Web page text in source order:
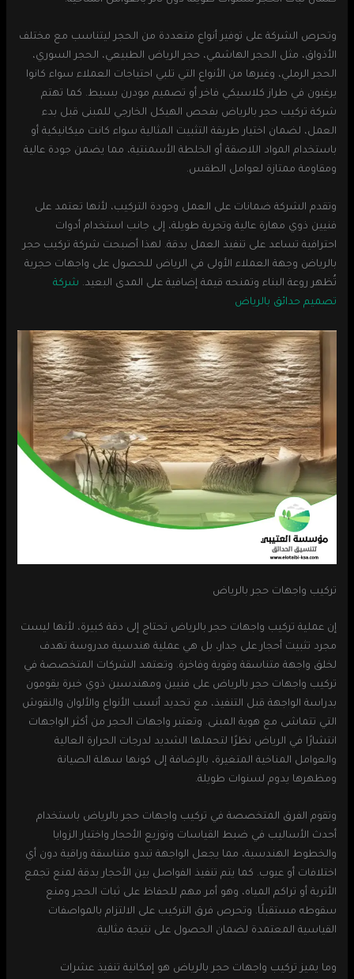
وتحرص الشركة على توفير أنواع متعددة من الحجر ليتناسب مع مختلف
الأذواق، مثل الحجر الهاشمي، حجر الرياض الطبيعي، الحجر السوري،
الحجر الرملي، وغيرها من الأنواع التي تلبي احتياجات العملاء سواء كانوا
يرغبون في طراز كلاسيكي فاخر أو تصميم مودرن بسيط. كما تهتم
شركة تركيب حجر بالرياض بفحص الهيكل الخارجي للمبنى قبل بدء
العمل، لضمان اختيار طريقة التثبيت المثالية سواء كانت ميكانيكية أو
باستخدام المواد اللاصقة أو الخلطة الأسمنتية، مما يضمن جودة عالية
ومقاومة ممتازة لعوامل الطقس.
وتقدم الشركة ضمانات على العمل وجودة التركيب، لأنها تعتمد على
فنيين ذوي مهارة عالية وتجربة طويلة، إلى جانب استخدام أدوات
احترافية تساعد على تنفيذ العمل بدقة. لهذا أصبحت شركة تركيب حجر
بالرياض وجهة العملاء الأولى في الرياض للحصول على واجهات حجرية
تُظهر روعة البناء وتمنحه قيمة إضافية على المدى البعيد. شركة
تصميم حدائق بالرياض
تركيب واجهات حجر بالرياض
إن عملية تركيب واجهات حجر بالرياض تحتاج إلى دقة كبيرة، لأنها ليست
مجرد تثبيت أحجار على جدار، بل هي عملية هندسية مدروسة تهدف
لخلق واجهة متناسقة وقوية وفاخرة. وتعتمد الشركات المتخصصة في
تركيب واجهات حجر بالرياض على فنيين ومهندسين ذوي خبرة يقومون
بدراسة الواجهة قبل التنفيذ، مع تحديد أنسب الأنواع والألوان والنقوش
التي تتماشى مع هوية المبنى. وتعتبر واجهات الحجر من أكثر الواجهات
انتشارًا في الرياض نظرًا لتحملها الشديد لدرجات الحرارة العالية
والعوامل المناخية المتغيرة، بالإضافة إلى كونها سهلة الصيانة
ومظهرها يدوم لسنوات طويلة.
وتقوم الفرق المتخصصة في تركيب واجهات حجر بالرياض باستخدام
أحدث الأساليب في ضبط القياسات وتوزيع الأحجار واختيار الزوايا
والخطوط الهندسية، مما يجعل الواجهة تبدو متناسقة وراقية دون أي
اختلافات أو عيوب. كما يتم تنفيذ الفواصل بين الأحجار بدقة لمنع تجمع
الأتربة أو تراكم المياه، وهو أمر مهم للحفاظ على ثبات الحجر ومنع
سقوطه مستقبلًا. وتحرص فرق التركيب على الالتزام بالمواصفات
القياسية المعتمدة لضمان الحصول على نتيجة مثالية.
وما يميز تركيب واجهات حجر بالرياض هو إمكانية تنفيذ عشرات